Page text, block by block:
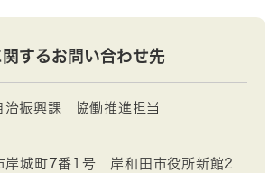
するお問い合わせ先
治振興課 協働推進担当
岸城町7番1号 岸和田市役所新館2